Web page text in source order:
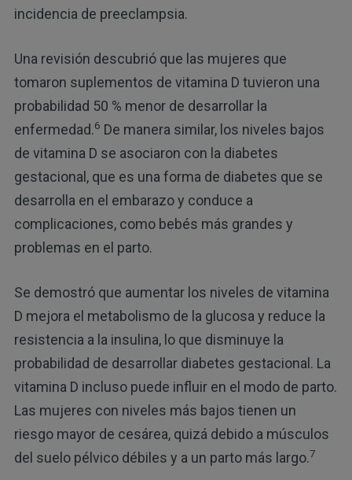
incidencia de preeclampsia.
Una revisión descubrió que las mujeres que
tomaron suplementos de vitamina D tuvieron una
probabilidad 50 % menor de desarrollar la
enfermedad.6 De manera similar, los niveles bajos
de vitamina D se asociaron con la diabetes
gestacional, que es una forma de diabetes que se
desarrolla en el embarazo y conduce a
complicaciones, como bebés más grandes y
problemas en el parto.
Se demostró que aumentar los niveles de vitamina
D mejora el metabolismo de la glucosa y reduce la
resistencia a la insulina, lo que disminuye la
probabilidad de desarrollar diabetes gestacional. La
vitamina D incluso puede influir en el modo de parto.
Las mujeres con niveles más bajos tienen un
riesgo mayor de cesárea, quizá debido a músculos
del suelo pélvico débiles y a un parto más largo.7